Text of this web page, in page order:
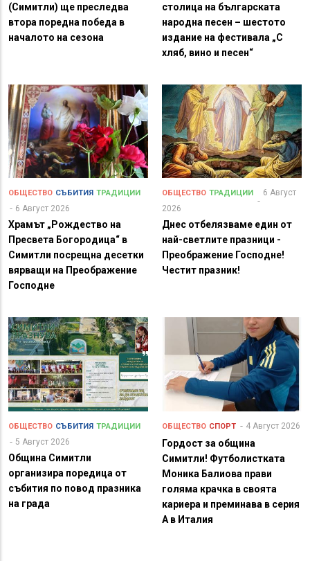
(Симитли) ще преследва
втора поредна победа в
началото на сезона
столица на българската
народна песен – шестото
издание на фестивала „С
хляб, вино и песен“
ОБЩЕСТВО СЪБИТИЯ ТРАДИЦИИ
6 Август 2026
Храмът „Рождество на
Пресвета Богородица“ в
Симитли посрещна десетки
вярващи на Преображение
Господне
ОБЩЕСТВО ТРАДИЦИИ
6 Август
2026
Днес отбелязваме един от
най-светлите празници -
Преображение Господне!
Честит празник!
ОБЩЕСТВО СЪБИТИЯ ТРАДИЦИИ
5 Август 2026
Община Симитли
организира поредица от
събития по повод празника
на града
ОБЩЕСТВО СПОРТ 4 Август 2026
Гордост за община
Симитли! Футболистката
Моника Балиова прави
голяма крачка в своята
кариера и преминава в серия
А в Италия